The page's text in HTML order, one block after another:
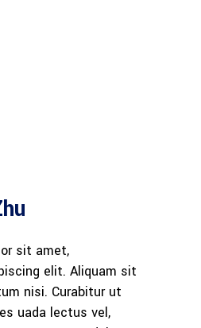
sit amet,
elit. Aliquam sit
nisi. Curabitur ut
uada lectus vel,